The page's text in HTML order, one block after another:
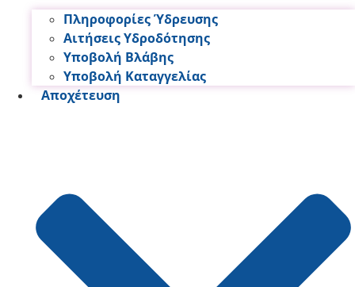
Πληροφορίες Ύδρευσης
Αιτήσεις Υδροδότησης
Υποβολή Βλάβης
Υποβολή Καταγγελίας
Αποχέτευση